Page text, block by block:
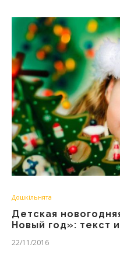
Дошкільнята
Детская
Новый год»: текст
22/11/2016